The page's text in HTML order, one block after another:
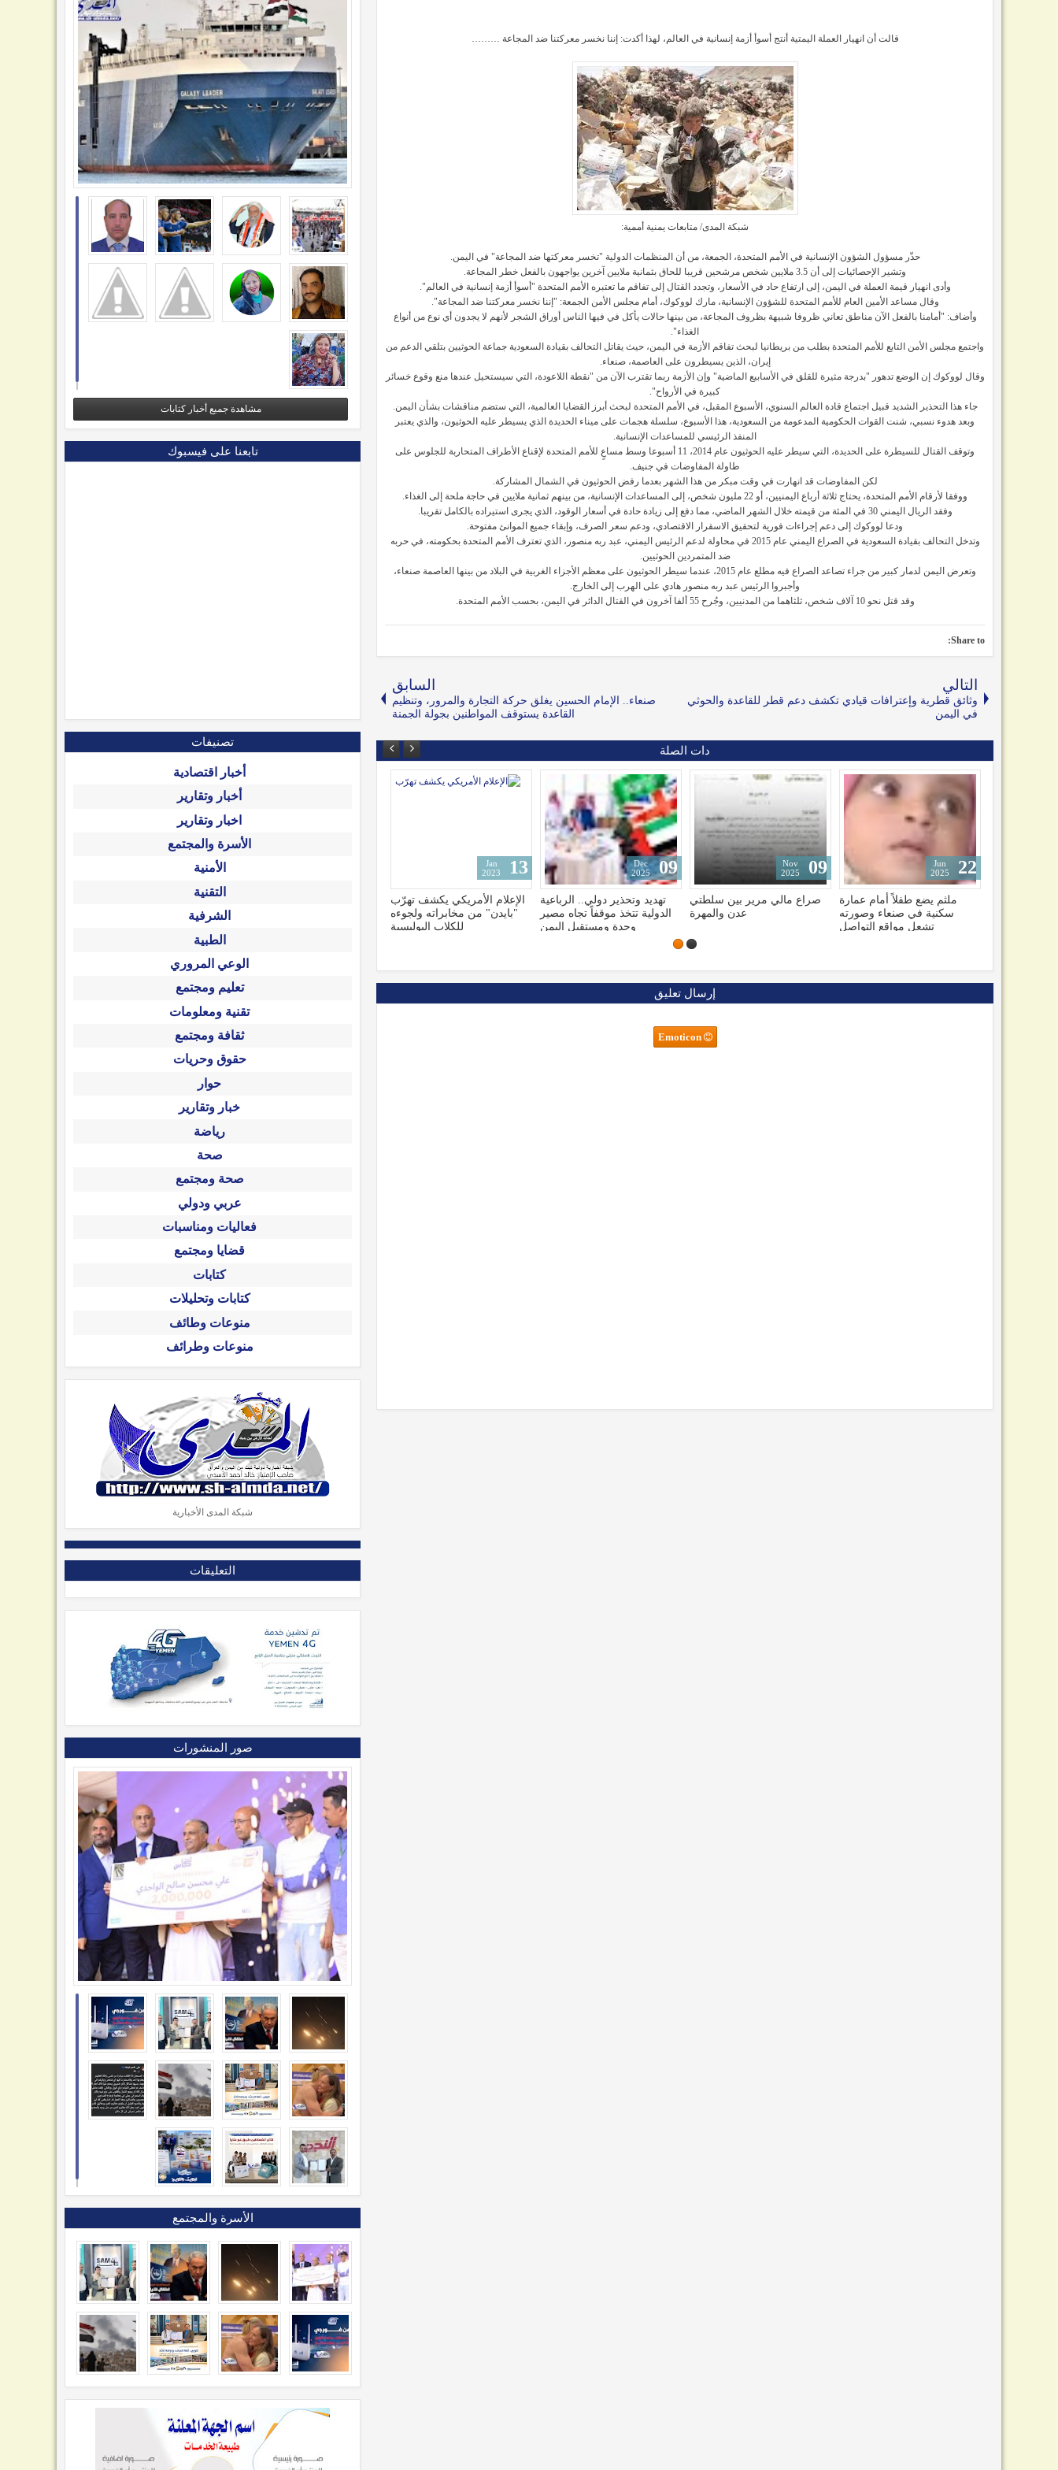
قالت أن انهيار العملة اليمتية أنتج أسوأ أزمة إنسانية في العالم، لهذا أكدت: إننا نخسر معركتنا ضد المجاعة ………
شبكة المدى/ متابعات يمنية أممية:
حذّر مسؤول الشؤون الإنسانية في الأمم المتحدة، الجمعة، من أن المنظمات الدولية "تخسر معركتها ضد المجاعة" في اليمن.
وتشير الإحصائيات إلى أن 3.5 ملايين شخص مرشحين قريبا للحاق بثمانية ملايين آخرين يواجهون بالفعل خطر المجاعة.
وأدى انهيار قيمة العملة في اليمن، إلى ارتفاع حاد في الأسعار، وتجدد القتال إلى تفاقم ما تعتبره الأمم المتحدة "أسوأ أزمة إنسانية في العالم".
وقال مساعد الأمين العام للأمم المتحدة للشؤون الإنسانية، مارك لووكوك، أمام مجلس الأمن الجمعة: "إننا نخسر معركتنا ضد المجاعة".
وأضاف: "أمامنا بالفعل الآن مناطق تعاني ظروفا شبيهة بظروف المجاعة، من بينها حالات يأكل في فيها الناس أوراق الشجر لأنهم لا يجدون أي نوع من أنواع
الغذاء".
واجتمع مجلس الأمن التابع للأمم المتحدة بطلب من بريطانيا لبحث تفاقم الأزمة في اليمن، حيث يقاتل التحالف بقيادة السعودية جماعة الحوثيين بتلقي الدعم من
إيران، الذين يسيطرون على العاصمة، صنعاء.
وقال لووكوك إن الوضع تدهور "بدرجة مثيرة للقلق في الأسابيع الماضية" وإن الأزمة ربما تقترب الآن من "نقطة اللاعودة، التي سيستحيل عندها منع وقوع خسائر
كبيرة في الأرواح".
جاء هذا التحذير الشديد قبيل اجتماع قادة العالم السنوي، الأسبوع المقبل، في الأمم المتحدة لبحث أبرز القضايا العالمية، التي ستضم مناقشات بشأن اليمن.
وبعد هدوء نسبي، شنت القوات الحكومية المدعومة من السعودية، هذا الأسبوع، سلسلة هجمات على ميناء الحديدة الذي يسيطر عليه الحوثيون، والذي يعتبر
المنفذ الرئيسي للمساعدات الإنسانية.
وتوقف القتال للسيطرة على الحديدة، التي سيطر عليه الحوثيون عام 2014، 11 أسبوعا وسط مساعٍ للأمم المتحدة لإقناع الأطراف المتحاربة للجلوس على
طاولة المفاوضات في جنيف.
لكن المفاوضات قد انهارت في وقت مبكر من هذا الشهر بعدما رفض الحوثيون في الشمال المشاركة.
ووفقا لأرقام الأمم المتحدة، يحتاج ثلاثة أرباع اليمنيين، أو 22 مليون شخص، إلى المساعدات الإنسانية، من بينهم ثمانية ملايين في حاجة ملحة إلى الغذاء.
وفقد الريال اليمني 30 في المئة من قيمته خلال الشهر الماضي، مما دفع إلى زيادة حادة في أسعار الوقود، الذي يجرى استيراده بالكامل تقريبا.
ودعا لووكوك إلى دعم إجراءات فورية لتحقيق الاسقرار الاقتصادي، ودعم سعر الصرف، وإبقاء جميع الموانئ مفتوحة.
وتدخل التحالف بقيادة السعودية في الصراع اليمني عام 2015 في محاولة لدعم الرئيس اليمني، عبد ربه منصور، الذي تعترف الأمم المتحدة بحكومته، في حربه
ضد المتمردين الحوثيين.
وتعرض اليمن لدمار كبير من جراء تصاعد الصراع فيه مطلع عام 2015، عندما سيطر الحوثيون على معظم الأجزاء الغربية في البلاد من بينها العاصمة صنعاء،
وأجبروا الرئيس عبد ربه منصور هادي على الهرب إلى الخارج.
وقد قتل نحو 10 آلاف شخص، ثلثاهما من المدنيين، وجُرح 55 ألفا آخرون في القتال الدائر في اليمن، بحسب الأمم المتحدة.
Share to:
التالي
وثائق قطرية وإعترافات قيادي تكشف دعم قطر للقاعدة والحوثي
في اليمن
السابق
صنعاء.. الإمام الحسين يغلق حركة التجارة والمرور، وتنظيم
القاعدة يستوقف المواطنين بجولة الجمنة
دات الصلة
شاهد لحظة سقوط وتحطم
طائرة ومقتل جميع ركابها
15
Jan
2023
الإعلام الأمريكي يكشف تهرّب
"بايدن" من مخابراته ولجوءه
للكلاب البوليسية
13
Jan
2023
تهديد وتحذير دولي.. الرباعية
الدولية تتخذ موقفاً تجاه مصير
09
Dec
2025
صراع مالي مرير بين سلطتي
عدن والمهرة
09
Nov
2025
إرسال تعليق
Emoticon
مشاهدة جميع أخبار كتابات
تابعنا على فيسبوك
تصنيفات
أخبار اقتصادية
أخبار وتقارير
اخبار وتقارير
الأسرة والمجتمع
الأمنية
التقنية
الشرفية
الطبية
الوعي المروري
تعليم ومجتمع
تقنية ومعلومات
ثقافة ومجتمع
حقوق وحريات
حوار
خبار وتقارير
رياضة
صحة
صحة ومجتمع
عربي ودولي
فعاليات ومناسبات
قضايا ومجتمع
كتابات
كتابات وتحليلات
منوعات وطائف
منوعات وطرائف
شبكة المدى الأخبارية
التعليقات
صور المنشورات
الأسرة والمجتمع